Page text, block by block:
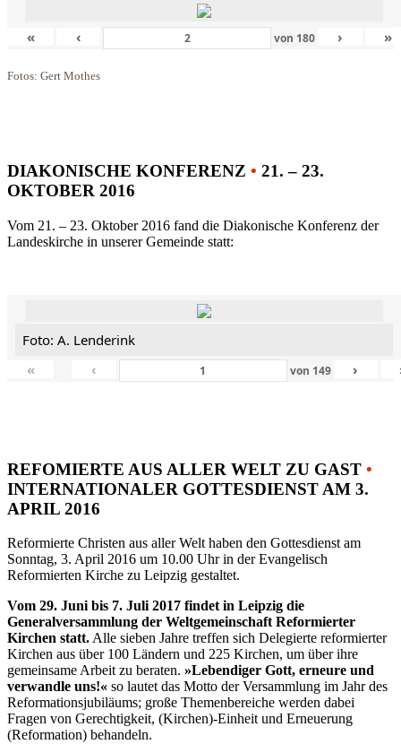
« ‹ von 180 › »
Fotos: Gert Mothes
DIAKONISCHE KONFERENZ • 21. – 23.
OKTOBER 2016
Vom 21. – 23. Oktober 2016 fand die Diakonische Konferenz der
Landeskirche in unserer Gemeinde statt:
Foto: A. Lenderink
«
‹ von 149 ›
REFOMIERTE AUS ALLER WELT ZU GAST •
INTERNATIONALER GOTTESDIENST AM 3.
APRIL 2016
Reformierte Christen aus aller Welt haben den Gottesdienst am
Sonntag, 3. April 2016 um 10.00 Uhr in der Evangelisch
Reformierten Kirche zu Leipzig gestaltet.
Vom 29. Juni bis 7. Juli 2017 findet in Leipzig die
Generalversammlung der Weltgemeinschaft Reformierter
Kirchen statt.Alle sieben Jahre treffen sich Delegierte reformierter
Kirchen aus über 100 Ländern und 225 Kirchen, um über ihre
gemeinsame Arbeit zu beraten. »Lebendiger Gott, erneure und
verwandle uns!« so lautet das Motto der Versammlung im Jahr des
Reformationsjubiläums; große Themenbereiche werden dabei
Fragen von Gerechtigkeit, (Kirchen)-Einheit und Erneuerung
(Reformation) behandeln.